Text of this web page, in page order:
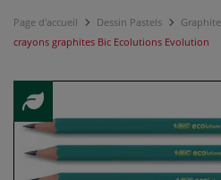
Page d'accueil Dessin Pastels Graphite
crayons graphites Bic Ecolutions Evolution